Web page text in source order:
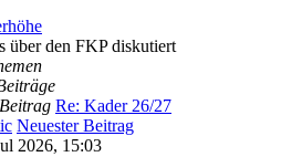
über den FKP diskutiert
Re: Kader 26/27
Neuester Beitrag
2026, 15:03